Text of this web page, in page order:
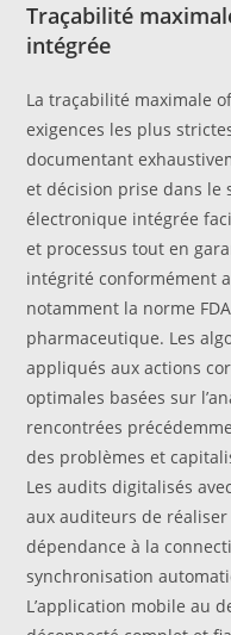
Traçabilité
intégrée
La traçabilité maximale
exigences les plus
documentant
et décision prise dans le
électronique intégrée
et processus tout en
intégrité conformément
notamment la norme
pharmaceutique. Les
appliqués aux actions
optimales basées sur
rencontrées
des problèmes et
Les audits digitalisés
aux auditeurs de
dépendance à la
synchronisation
L’application mobile au